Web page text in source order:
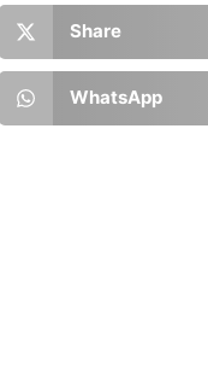
Share
WhatsApp